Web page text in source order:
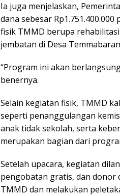
Ia juga menjelaskan,
dana sebesar
fisik TMMD berupa
jembatan di Desa
“Program ini akan
benernya.
Selain kegiatan fisik, TMMD
seperti penanggulangan
anak tidak sekolah, serta
merupakan bagian dari
Setelah upacara, kegiatan
pengobatan gratis, dan donor
TMMD dan melakukan